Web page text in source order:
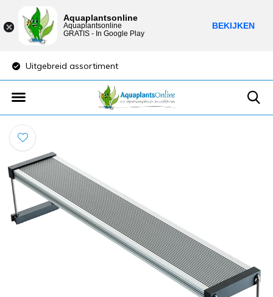
Uitgebreid assortiment
Aquaplantsonline
Aquaplantsonline
GRATIS - In Google Play
BEKIJKEN